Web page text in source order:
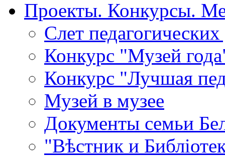
Проекты. Конкурсы.
Cлет
Конкурс "Музей
Конкурс "Лучшая
Музей в музее
Документы семьи
"Вѣстник и